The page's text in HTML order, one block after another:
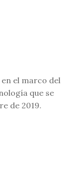
el marco del
que se
de 2019.